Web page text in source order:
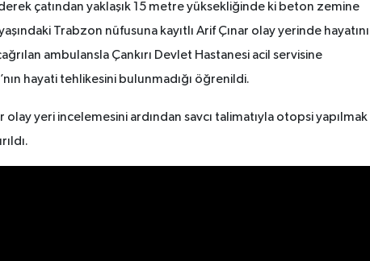
çatından yaklaşık 15 metre yüksekliğinde ki beton zemine
Trabzon nüfusuna kayıtlı Arif Çınar olay yerinde hayatını
ambulansla Çankırı Devlet Hastanesi acil servisine
hayati tehlikesini bulunmadığı öğrenildi.
olay yeri incelemesini ardından savcı talimatıyla otopsi yapılmak